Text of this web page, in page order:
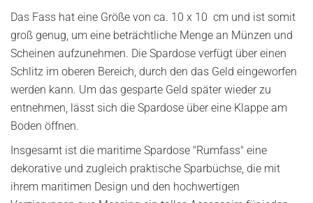
Das Fass hat eine Größe von ca. 10 x 10 cm und ist somit
groß genug, um eine beträchtliche Menge an Münzen und
Scheinen aufzunehmen. Die Spardose verfügt über einen
Schlitz im oberen Bereich, durch den das Geld eingeworfen
werden kann. Um das gesparte Geld später wieder zu
entnehmen, lässt sich die Spardose über eine Klappe am
Boden öffnen.
Insgesamt ist die maritime Spardose "Rumfass" eine
dekorative und zugleich praktische Sparbüchse, die mit
ihrem maritimen Design und den hochwertigen